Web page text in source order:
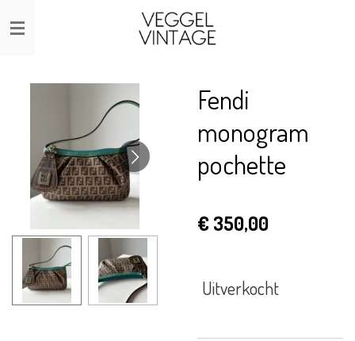
Ga
direct
Fendi
monogram
pochette
€ 350,00
Uitverkocht